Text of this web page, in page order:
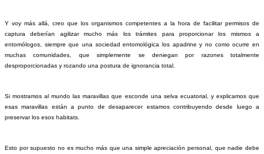
Y voy más allá, creo que los organismos competentes a la hora de facilitar permisos de
captura deberían agilizar mucho más los trámites para proporcionar los mismos a
entomólogos, siempre que una sociedad entomológica los apadrine y no como ocurre en
muchas comunidades, que simplemente se deniegan por razones totalmente
desproporcionadas y rozando una postura de ignorancia total.
Si mostramos al mundo las maravillas que esconde una selva ecuatorial, y explicamos que
esas maravillas están a punto de desaparecer estamos contribuyendo desde luego a
preservar los esos habitats.
Esto por supuesto no es mucho más que una simple apreciación personal, que nadie debe